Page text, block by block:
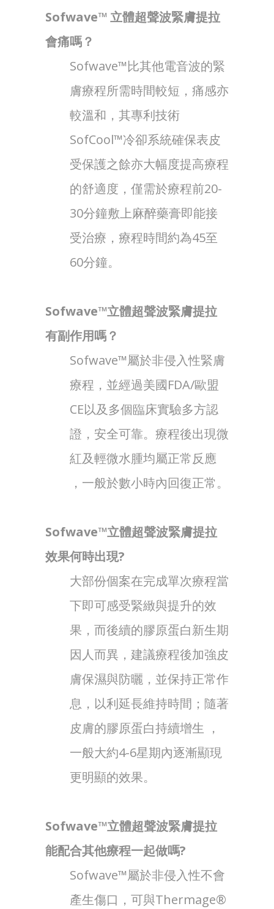
Sofwave™ 立體超聲波緊膚提拉
會痛嗎？
Sofwave™比其他電音波的緊
膚療程所需時間較短，痛感亦
較溫和，其專利技術
SofCool™冷卻系統確保表皮
受保護之餘亦大幅度提高療程
的舒適度，僅需於療程前20-
30分鐘敷上麻醉藥膏即能接
受治療，療程時間約為45至
60分鐘。
Sofwave™立體超聲波緊膚提拉
有副作用嗎？
Sofwave™屬於非侵入性緊膚
療程，並經過美國FDA/歐盟
CE以及多個臨床實驗多方認
證，安全可靠。療程後出現微
紅及輕微水腫均屬正常反應
，一般於數小時內回復正常。
Sofwave™立體超聲波緊膚提拉
效果何時出現?
大部份個案在完成單次療程當
下即可感受緊緻與提升的效
果，而後續的膠原蛋白新生期
因人而異，建議療程後加強皮
膚保濕與防曬，並保持正常作
息，以利延長維持時間；隨著
皮膚的膠原蛋白持續增生 ，
一般大約4-6星期內逐漸顯現
更明顯的效果。
Sofwave™立體超聲波緊膚提拉
能配合其他療程一起做嗎?
Sofwave™屬於非侵入性不會
產生傷口，可與Thermage®